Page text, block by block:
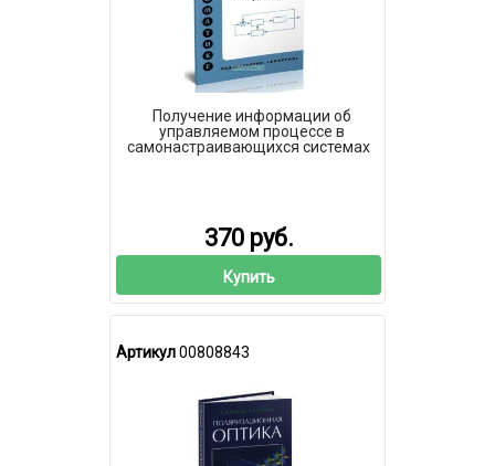
Получение информации об
управляемом процессе в
самонастраивающихся системах
370 руб.
Купить
Артикул00808843